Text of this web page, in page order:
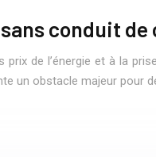
sans conduit
prix de l’énergie et à la
un obstacle majeur pour